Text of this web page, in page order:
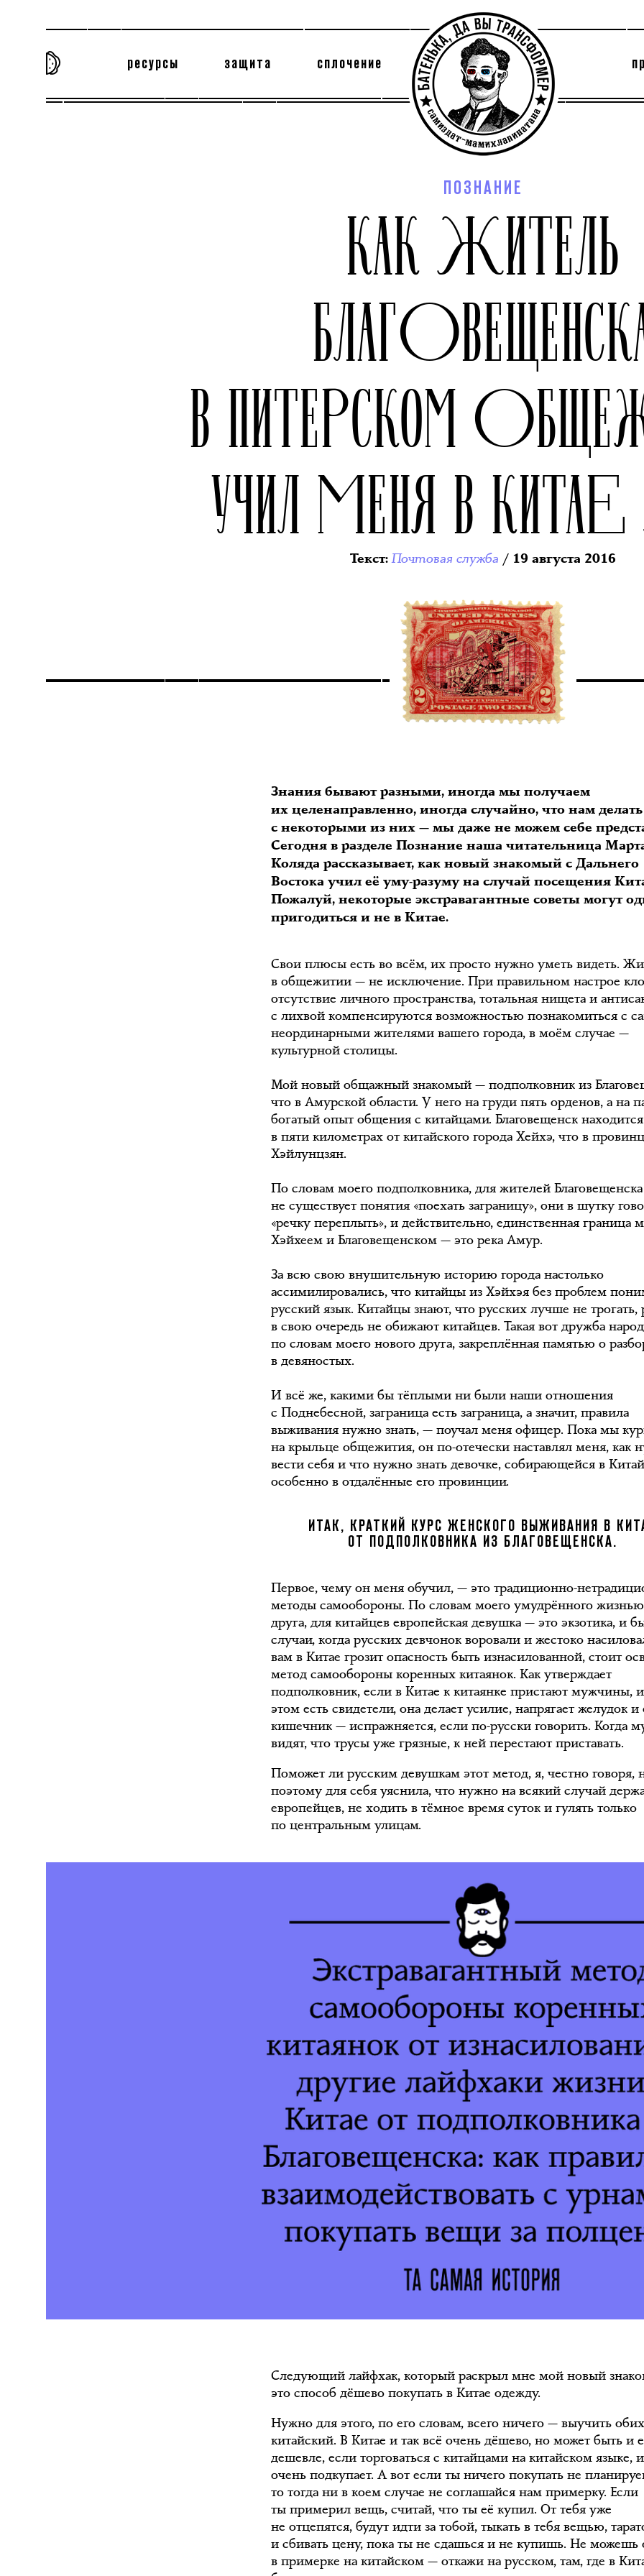
ресурсы защита сплочение
ПОЗНАНИЕ
КАК ЖИТЕЛЬ
В ПИТЕРСКОМ
УЧИЛ МЕНЯ В
Текст:Почтовая служба / 19 августа 2016
Знания бывают разными, иногда мы получаем
их целенаправленно, иногда случайно, что нам делать
с некоторыми из них — мы даже не можем себе
Сегодня в разделе Познание наша читательница
Коляда рассказывает, как новый знакомый с Дальнего
Востока учил её уму-разуму на случай посещения
Пожалуй, некоторые экстравагантные советы могут
пригодиться и не в Китае.
Свои плюсы есть во всём, их просто нужно уметь видеть.
в общежитии — не исключение. При правильном настрое
отсутствие личного пространства, тотальная нищета и
с лихвой компенсируются возможностью познакомиться с
неординарными жителями вашего города, в моём случае —
культурной столицы.
Мой новый общажный знакомый — подполковник из
что в Амурской области. У него на груди пять орденов, а на
богатый опыт общения с китайцами. Благовещенск находится
в пяти километрах от китайского города Хейхэ, что в
Хэйлунцзян.
По словам моего подполковника, для жителей Благовещенска
не существует понятия «поехать заграницу», они в шутку
«речку переплыть», и действительно, единственная граница
Хэйхеем и Благовещенском — это река Амур.
За всю свою внушительную историю города настолько
ассимилировались, что китайцы из Хэйхэя без проблем
русский язык. Китайцы знают, что русских лучше не трогать,
в свою очередь не обижают китайцев. Такая вот дружба
по словам моего нового друга, закреплённая памятью о
в девяностых.
И всё же, какими бы тёплыми ни были наши отношения
с Поднебесной, заграница есть заграница, а значит, правила
выживания нужно знать, — поучал меня офицер. Пока мы
на крыльце общежития, он по-отечески наставлял меня, как
вести себя и что нужно знать девочке, собирающейся в
особенно в отдалённые его провинции.
ИТАК, КРАТКИЙ КУРС ЖЕНСКОГО ВЫЖИВАНИЯ В
ОТ ПОДПОЛКОВНИКА ИЗ БЛАГОВЕЩЕНСКА.
Первое, чему он меня обучил, — это традиционно-
методы самообороны. По словам моего умудрённого
друга, для китайцев европейская девушка — это экзотика, и
случаи, когда русских девчонок воровали и жестоко
вам в Китае грозит опасность быть изнасилованной, стоит
метод самообороны коренных китаянок. Как утверждает
подполковник, если в Китае к китаянке пристают мужчины,
этом есть свидетели, она делает усилие, напрягает желудок
кишечник — испражняется, если по-русски говорить. Когда
видят, что трусы уже грязные, к ней перестают приставать.
Поможет ли русским девушкам этот метод, я, честно говоря,
поэтому для себя уяснила, что нужно на всякий случай
европейцев, не ходить в тёмное время суток и гулять только
по центральным улицам.
Следующий лайфхак, который раскрыл мне мой новый
это способ дёшево покупать в Китае одежду.
Нужно для этого, по его словам, всего ничего — выучить
китайский. В Китае и так всё очень дёшево, но может быть и
дешевле, если торговаться с китайцами на китайском языке,
очень подкупает. А вот если ты ничего покупать не
то тогда ни в коем случае не соглашайся нам примерку. Если
ты примерил вещь, считай, что ты её купил. От тебя уже
не отцепятся, будут идти за тобой, тыкать в тебя вещью,
и сбивать цену, пока ты не сдашься и не купишь. Не можешь
в примерке на китайском — откажи на русском, там, где в